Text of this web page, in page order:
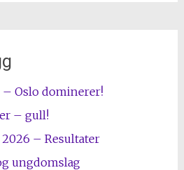
Oslo dominerer!
– gull!
– Resultater
ungdomslag